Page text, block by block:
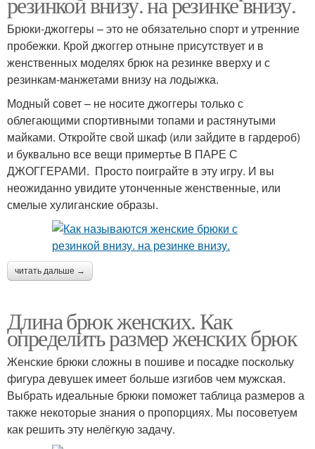
Брюки-джоггеры – это не обязательно спорт и утренние
пробежки. Крой джоггер отныне присутствует и в
женственных моделях брюк на резинке вверху и с
резинкам-манжетами внизу на лодыжка.
Модный совет – не носите джоггеры только с
облегающими спортивными топами и растянутыми
майками. Откройте свой шкаф (или зайдите в гардероб)
и буквально все вещи примертье В ПАРЕ С
ДЖОГГЕРАМИ. Просто поиграйте в эту игру. И вы
неожиданно увидите утонченные женственные, или
смелые хулиганские образы.
читать дальше →
Длина брюк женских. Как
определить размер женских брюк
Женские брюки сложны в пошиве и посадке поскольку
фигура девушек имеет больше изгибов чем мужская.
Выбрать идеальные брюки поможет таблица размеров а
также некоторые знания о пропорциях. Мы посоветуем
как решить эту нелёгкую задачу.